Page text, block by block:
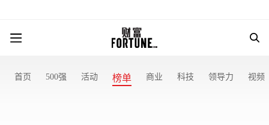
首页 500强 活动 榜单 商业 科技 领导力 视频